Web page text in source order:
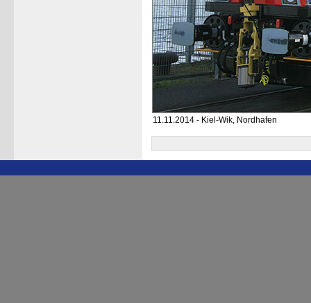
11.11.2014 - Kiel-Wik, Nordhafen